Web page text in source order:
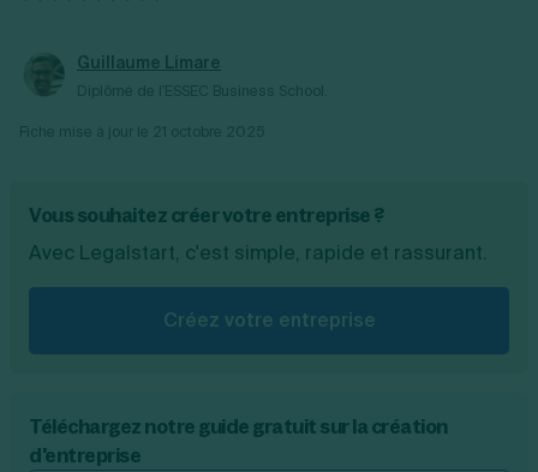
Guillaume Limare
Vous souhaitez créer votre entreprise ?
Avec Legalstart, c'est simple, rapide et rassurant.
Créez votre entreprise
Téléchargez notre guide gratuit sur la création
d'entreprise